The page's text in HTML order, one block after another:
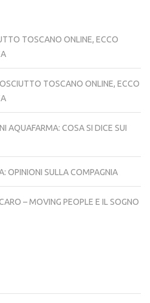
TOSCANO ONLINE, ECCO
TOSCANO ONLINE, ECCO
AQUAFARMA: COSA SI DICE SUI
OPINIONI SULLA COMPAGNIA
– MOVING PEOPLE E IL SOGNO